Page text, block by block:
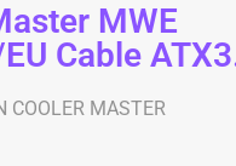
MWE
Cable
COOLER MASTER